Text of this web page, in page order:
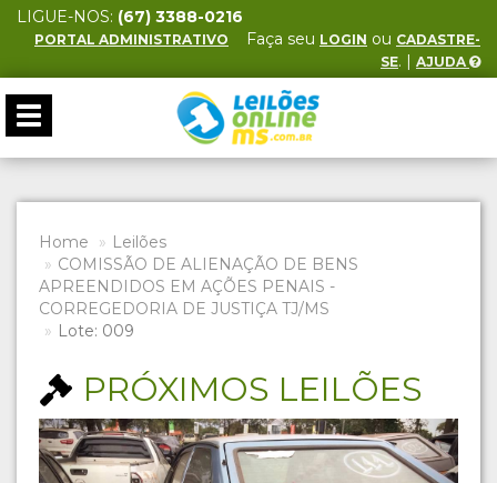
LIGUE-NOS: (67) 3388-0216
PORTAL ADMINISTRATIVO Faça seu LOGIN ou CADASTRE-
SE. | AJUDA
Toggle
navigation
Home
Leilões
COMISSÃO DE ALIENAÇÃO DE BENS
APREENDIDOS EM AÇÕES PENAIS -
CORREGEDORIA DE JUSTIÇA TJ/MS
Lote: 009
PRÓXIMOS LEILÕES
Previous Next